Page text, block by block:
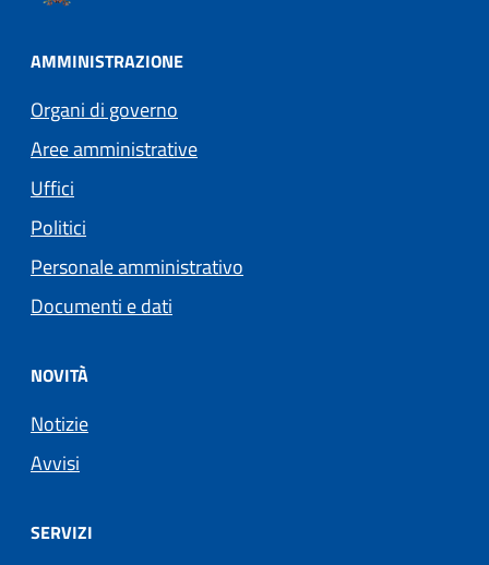
AMMINISTRAZIONE
Organi di governo
Aree amministrative
Uffici
Politici
Personale amministrativo
Documenti e dati
NOVITÀ
Notizie
Avvisi
SERVIZI